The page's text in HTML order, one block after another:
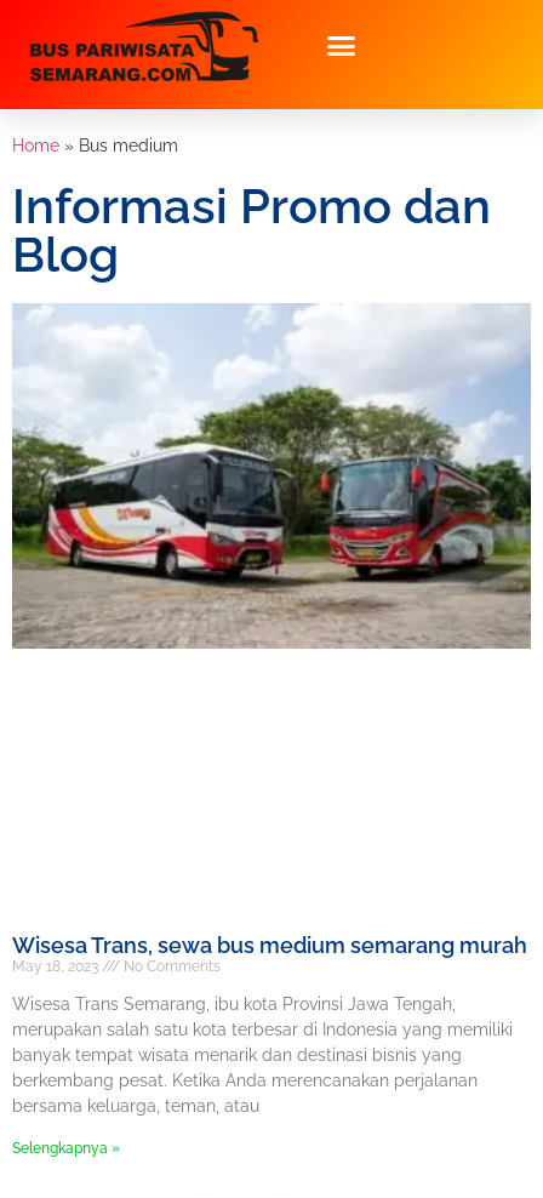
Home » Bus medium
Informasi Promo dan
Blog
Wisesa Trans, sewa bus medium semarang murah
May 18, 2023 No Comments
Wisesa Trans Semarang, ibu kota Provinsi Jawa Tengah,
merupakan salah satu kota terbesar di Indonesia yang memiliki
banyak tempat wisata menarik dan destinasi bisnis yang
berkembang pesat. Ketika Anda merencanakan perjalanan
bersama keluarga, teman, atau
Selengkapnya »